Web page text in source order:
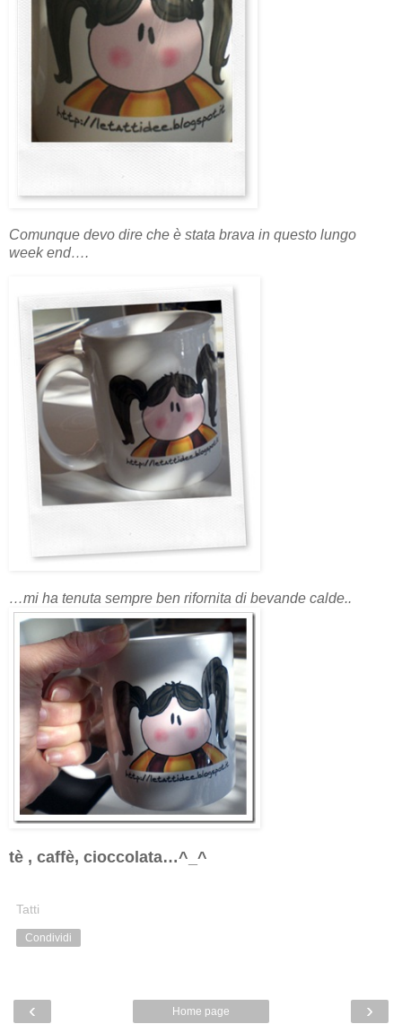
Comunque devo dire che è stata brava in questo lungo
week end….
…mi ha tenuta sempre ben rifornita di bevande calde..
tè , caffè, cioccolata…^_^
Tatti
Condividi
‹ ›
Home page